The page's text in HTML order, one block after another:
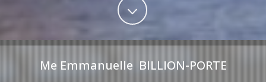
Me Emmanuelle BILLION-PORTE